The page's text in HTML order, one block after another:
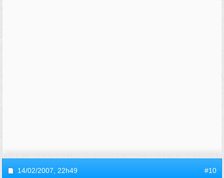
14/02/2007, 22h49 #10